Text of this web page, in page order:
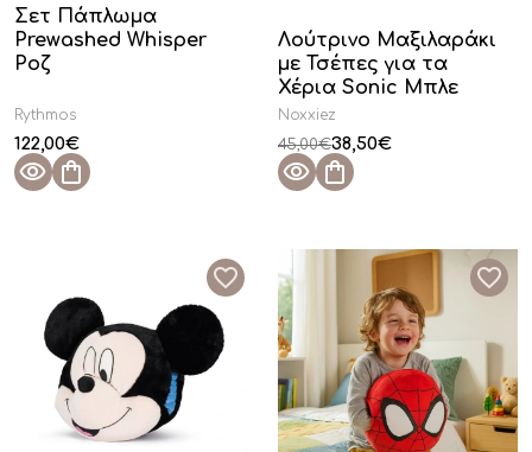
Σετ Πάπλωμα
Prewashed Whisper
Ροζ
Rythmos
122,00€
Λούτρινο Μαξιλαράκι
με Τσέπες για τα
Χέρια Sonic Μπλε
Noxxiez
45,00€38,50€